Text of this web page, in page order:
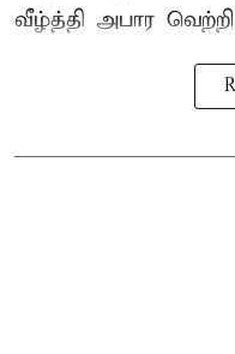
வீழ்த்தி அபார